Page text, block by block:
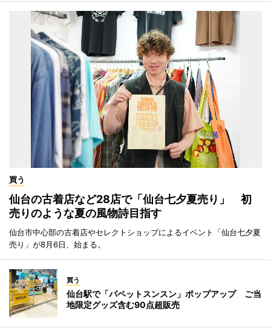
買う
仙台の古着店など28店で「仙台七夕夏売り」 初
売りのような夏の風物詩目指す
仙台市中心部の古着店やセレクトショップによるイベント「仙台七夕夏
売り」が8月6日、始まる。
買う
仙台駅で「パペットスンスン」ポップアップ ご当
地限定グッズ含む90点超販売